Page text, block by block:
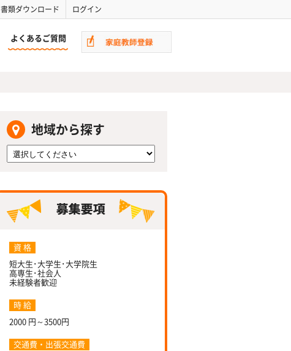
書類ダウンロード ログイン
よくあるご質問
地域から探す
資 格
短大生･大学生･大学院生
高専生･社会人
未経験者歓迎
時 給
2000 円～3500円
交通費・出張交通費